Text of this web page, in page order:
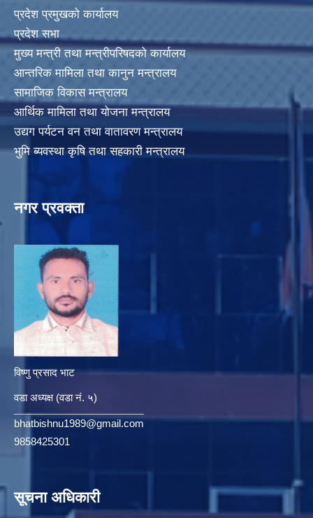
प्रदेश प्रमुखको कार्यालय
प्रदेश सभा
मुख्य मन्त्री तथा मन्त्रीपरिषदको कार्यालय
आन्तरिक मामिला तथा कानुन मन्त्रालय
सामाजिक विकास मन्त्रालय
आर्थिक मामिला तथा योजना मन्त्रालय
उद्यग पर्यटन वन तथा वातावरण मन्त्रालय
भुमि ब्यवस्था कृषि तथा सहकारी मन्त्रालय
नगर प्रवक्ता
विष्णु प्रसाद भाट
वडा अध्यक्ष (वडा नं. ५)
bhatbishnu1989@gmail.com
9858425301
सूचना अधिकारी